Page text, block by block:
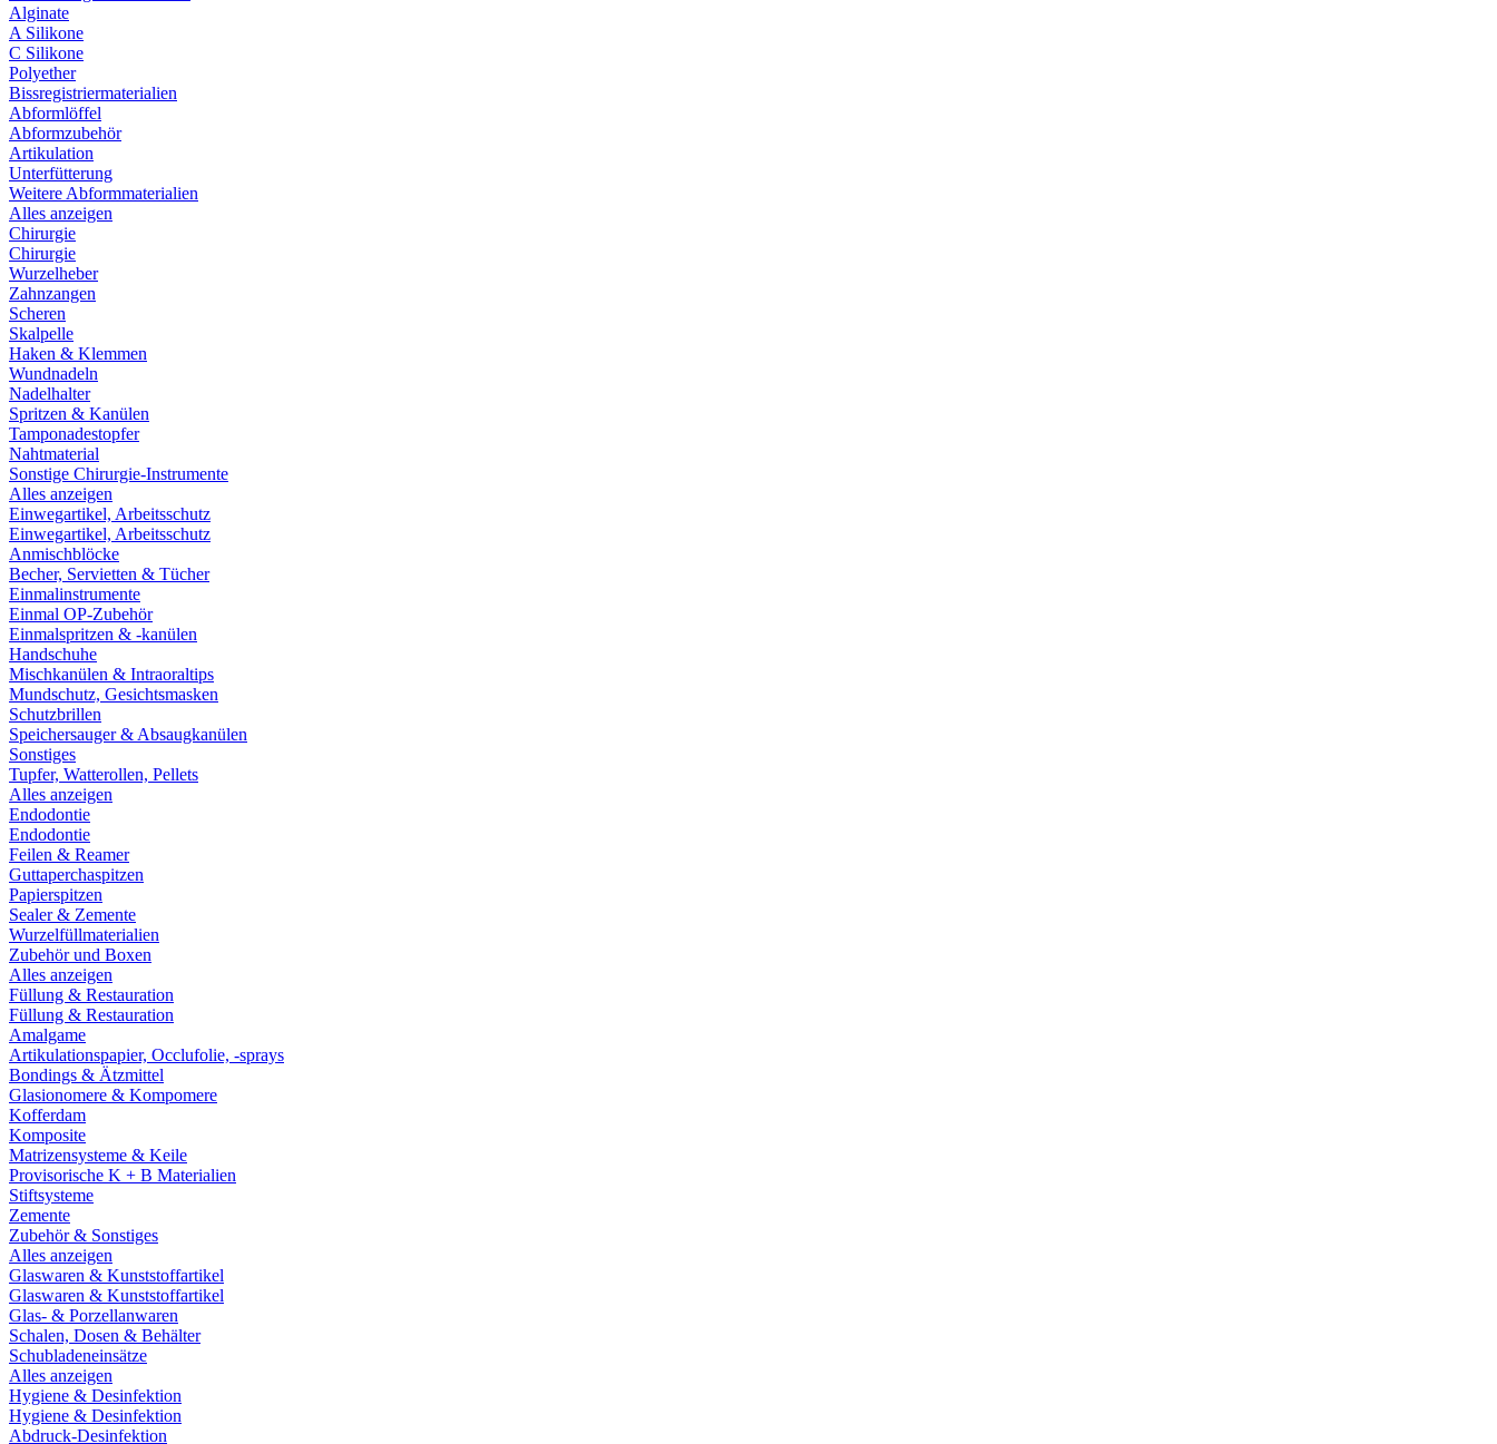
Alginate
A Silikone
C Silikone
Polyether
Bissregistriermaterialien
Abformlöffel
Abformzubehör
Artikulation
Unterfütterung
Weitere Abformmaterialien
Alles anzeigen
Chirurgie
Chirurgie
Wurzelheber
Zahnzangen
Scheren
Skalpelle
Haken & Klemmen
Wundnadeln
Nadelhalter
Spritzen & Kanülen
Tamponadestopfer
Nahtmaterial
Sonstige Chirurgie-Instrumente
Alles anzeigen
Einwegartikel, Arbeitsschutz
Einwegartikel, Arbeitsschutz
Anmischblöcke
Becher, Servietten & Tücher
Einmalinstrumente
Einmal OP-Zubehör
Einmalspritzen & -kanülen
Handschuhe
Mischkanülen & Intraoraltips
Mundschutz, Gesichtsmasken
Schutzbrillen
Speichersauger & Absaugkanülen
Sonstiges
Tupfer, Watterollen, Pellets
Alles anzeigen
Endodontie
Endodontie
Feilen & Reamer
Guttaperchaspitzen
Papierspitzen
Sealer & Zemente
Wurzelfüllmaterialien
Zubehör und Boxen
Alles anzeigen
Füllung & Restauration
Füllung & Restauration
Amalgame
Artikulationspapier, Occlufolie, -sprays
Bondings & Ätzmittel
Glasionomere & Kompomere
Kofferdam
Komposite
Matrizensysteme & Keile
Provisorische K + B Materialien
Stiftsysteme
Zemente
Zubehör & Sonstiges
Alles anzeigen
Glaswaren & Kunststoffartikel
Glaswaren & Kunststoffartikel
Glas- & Porzellanwaren
Schalen, Dosen & Behälter
Schubladeneinsätze
Alles anzeigen
Hygiene & Desinfektion
Hygiene & Desinfektion
Abdruck-Desinfektion